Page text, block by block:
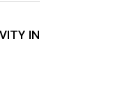
IN